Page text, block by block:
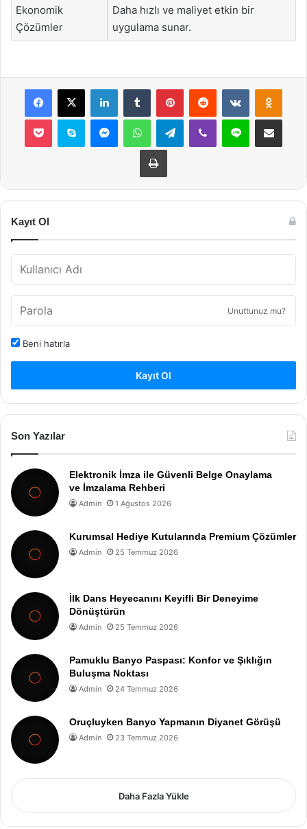
Ekonomik
Çözümler
Daha hızlı ve maliyet etkin bir
uygulama sunar.
Facebook
X LinkedInTumblr PinterestReddit VKontakte
Pocket Skype MessengerWhatsAppTelegramViber Line E-Posta ile
Yazdır
Kayıt Ol
Unuttunuz mu?
Beni hatırla
Kayıt Ol
Son Yazılar
Elektronik İmza ile Güvenli Belge Onaylama
ve İmzalama Rehberi
Admin 1 Ağustos 2026
Kurumsal Hediye Kutularında Premium Çözümler
Admin 25 Temmuz 2026
İlk Dans Heyecanını Keyifli Bir Deneyime
Dönüştürün
Admin 25 Temmuz 2026
Pamuklu Banyo Paspası: Konfor ve Şıklığın
Buluşma Noktası
Admin 24 Temmuz 2026
Oruçluyken Banyo Yapmanın Diyanet Görüşü
Admin 23 Temmuz 2026
Daha Fazla Yükle